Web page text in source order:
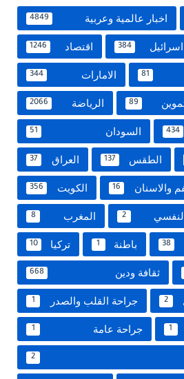
اخبار عالمية وعربية 4849
اسرائيل 384 اقتصاد 1246
81 الامارات 344
89 الرياضة 2066
434 السودان 51
الطقس 137 العراق 37
والاسنان 16 الكويت 356
2 المغرب 8
38 باطنة 1 تركيا 10
ثقافة ودين 668
2 جراحة القلب والصدر 1
1 جراحة عامة 1
2